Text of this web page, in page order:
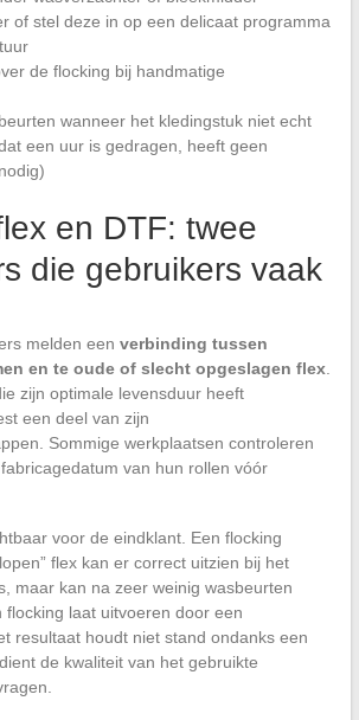
of stel deze in op een delicaat programma
de flocking bij handmatige
wanneer het kledingstuk niet echt
een uur is gedragen, heeft geen
en DTF: twee
die gebruikers vaak
melden een verbinding tussen
en te oude of slecht opgeslagen flex.
zijn optimale levensduur heeft
een deel van zijn
Sommige werkplaatsen controleren
van hun rollen vóór
voor de eindklant. Een flocking
flex kan er correct uitzien bij het
maar kan na zeer weinig wasbeurten
flocking laat uitvoeren door een
resultaat houdt niet stand ondanks een
de kwaliteit van het gebruikte